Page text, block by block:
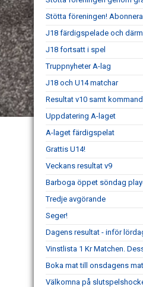
Stötta föreningen!
J18 färdigspelade och
J18 fortsatt i spel
Truppnyheter A-lag
J18 och U14 matchar
Resultat v10 samt
Uppdatering A-laget
A-laget färdigspelat
Grattis U14!
Veckans resultat v9
Barboga öppet söndag
Tredje avgörande
Seger!
Dagens resultat - inför
Vinstlista 1 Kr Matchen.
Boka mat till onsdagens
Välkomna på